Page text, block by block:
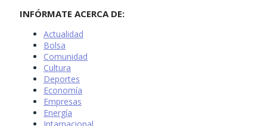
INFÓRMATE ACERCA DE:
Actualidad
Bolsa
Comunidad
Cultura
Deportes
Economía
Empresas
Energía